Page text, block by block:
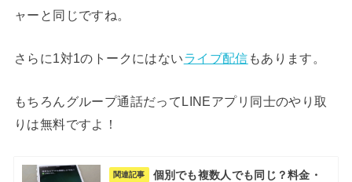
ャーと同じですね。
さらに1対1のトークにはないライブ配信 もあります。
もちろんグループ通話だってLINEアプリ同士のやり取
りは無料ですよ！
関連記事
個別でも複数人でも同じ？料金・